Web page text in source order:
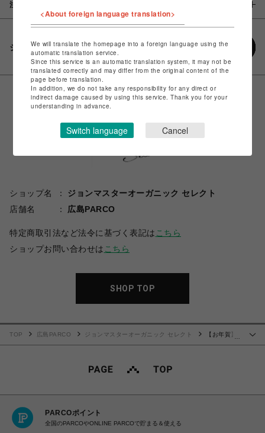
注意事項
シェアする
ショップ名
ジョンマスターオーガニック セレクト
店舗名
広島PARCO
特定商取引法など法令に基づく表記は こちら
ショップお問い合わせは こちら
SHOP TOP
…
TOP 広島PARCO ジョンマスターオーガニック セレクト
【お年賀】
PARCOポイント
全国のPARCOやONLINE PARCOで貯まる＆使える
<About foreign language translation>
We will translate the homepage into a foreign language using the
automatic translation service.
Since this service is an automatic translation system, it may not be
translated correctly and may differ from the original content of the
page before translation.
In addition, we do not take any responsibility for any direct or
indirect damage caused by using this service. Thank you for your
understanding in advance.
Switch language Cancel